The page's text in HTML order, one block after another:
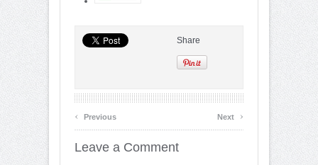
Share
‹ Previous Next ›
Leave a Comment